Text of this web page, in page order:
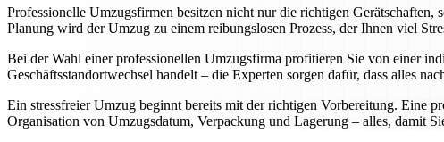
Professionelle Umzugsfirmen besitzen nicht nur die richtigen
Planung wird der Umzug zu einem reibungslosen Prozess, der Ihnen viel
Bei der Wahl einer professionellen Umzugsfirma profitieren Sie von einer
Geschäftsstandortwechsel handelt – die Experten sorgen dafür, dass alles
Ein stressfreier Umzug beginnt bereits mit der richtigen Vorbereitung. Eine
Organisation von Umzugsdatum, Verpackung und Lagerung – alles, damit